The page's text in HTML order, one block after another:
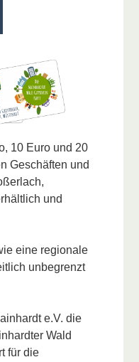
10 Euro und 20
Geschäften und
und
eine regionale
unbegrenzt
e.V. die
Wald
für die